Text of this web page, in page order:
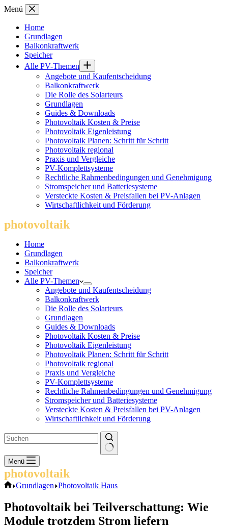
Zum
springen
Menü
Home
Grundlagen
Balkonkraftwerk
Speicher
Alle PV-Themen
Angebote und Kaufentscheidung
Balkonkraftwerk
Die Rolle des Solarteurs
Grundlagen
Guides & Downloads
Photovoltaik Kosten & Preise
Photovoltaik Eigenleistung
Photovoltaik Planen: Schritt für Schritt
Photovoltaik regional
Praxis und Vergleiche
PV-Komplettsysteme
Rechtliche Rahmenbedingungen und Genehmigung
Stromspeicher und Batteriesysteme
Versteckte Kosten & Preisfallen bei PV-Anlagen
Wirtschaftlichkeit und Förderung
photovoltaik
Home
Grundlagen
Balkonkraftwerk
Speicher
Alle PV-Themen
Angebote und Kaufentscheidung
Balkonkraftwerk
Die Rolle des Solarteurs
Grundlagen
Guides & Downloads
Photovoltaik Kosten & Preise
Photovoltaik Eigenleistung
Photovoltaik Planen: Schritt für Schritt
Photovoltaik regional
Praxis und Vergleiche
PV-Komplettsysteme
Rechtliche Rahmenbedingungen und Genehmigung
Stromspeicher und Batteriesysteme
Versteckte Kosten & Preisfallen bei PV-Anlagen
Wirtschaftlichkeit und Förderung
Keine
Ergebnisse
Menü
photovoltaik
Start
Grundlagen Photovoltaik Haus
Photovoltaik bei Teilverschattung: Wie
Module trotzdem Strom liefern